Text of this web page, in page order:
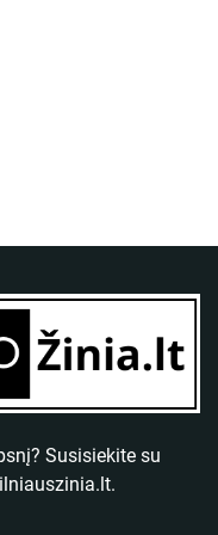
Susisiekite su
.